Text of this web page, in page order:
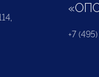
+7